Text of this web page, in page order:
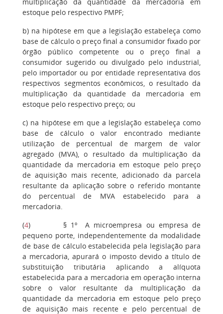
estoque pelo respectivo PMPF;
b) na hipótese em que a legislação estabeleça como
base de cálculo o preço final a consumidor fixado por
órgão público competente ou o preço final a
consumidor sugerido ou divulgado pelo industrial,
pelo importador ou por entidade representativa dos
respectivos segmentos econômicos, o resultado da
multiplicação da quantidade da mercadoria em
estoque pelo respectivo preço; ou
c) na hipótese em que a legislação estabeleça como
base de cálculo o valor encontrado mediante
utilização de percentual de margem de valor
agregado (MVA), o resultado da multiplicação da
quantidade da mercadoria em estoque pelo preço
de aquisição mais recente, adicionado da parcela
resultante da aplicação sobre o referido montante
do percentual de MVA estabelecido para a
mercadoria.
(4) § 1º A microempresa ou empresa de
pequeno porte, independentemente da modalidade
de base de cálculo estabelecida pela legislação para
a mercadoria, apurará o imposto devido a título de
substituição tributária aplicando a alíquota
estabelecida para a mercadoria em operação interna
sobre o valor resultante da multiplicação da
quantidade da mercadoria em estoque pelo preço
de aquisição mais recente e pelo percentual de